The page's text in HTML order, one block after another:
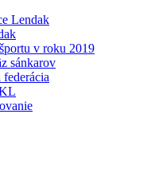
Lendak
v roku 2019
sánkarov